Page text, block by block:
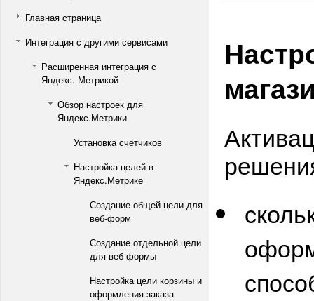
Главная страница
Интеграция с другими сервисами
Расширенная интеграция с
Яндекс. Метрикой
Обзор настроек для
Яндекс.Метрики
Установка счетчиков
Настройка целей в
Яндекс.Метрике
Создание общей цели для
веб-форм
Создание отдельной цели
для веб-формы
Настройка цели корзины и
оформления заказа